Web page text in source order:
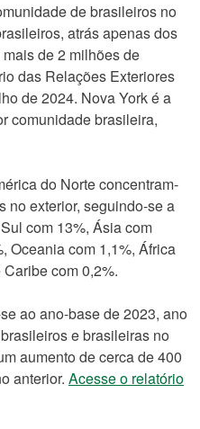
de brasileiros no
atrás apenas dos
de 2 milhões de
das Relações Exteriores
de 2024. Nova York é a
comunidade brasileira,
do Norte concentram-
no exterior, seguindo-se a
com 13%, Ásia com
Oceania com 1,1%, África
com 0,2%.
ao ano-base de 2023, ano
e brasileiras no
aumento de cerca de 400
anterior. Acesse o relatório